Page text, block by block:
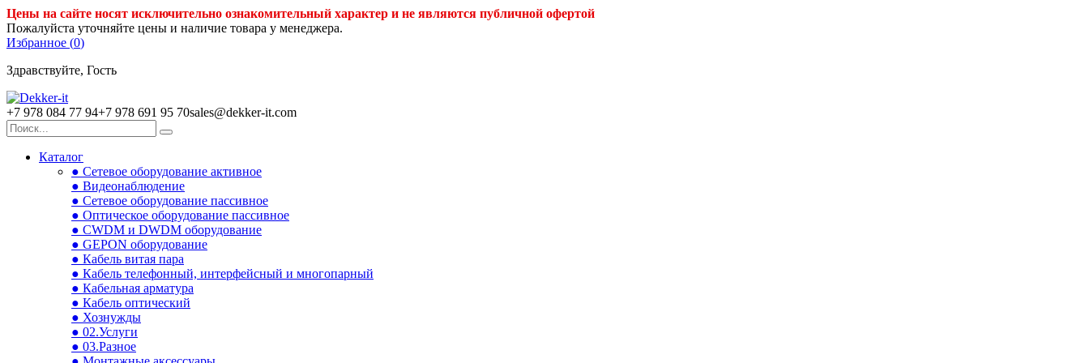
Цены на сайте носят исключительно ознакомительный характер и не являются публичной офертой
Пожалуйста уточняйте цены и наличие товара у менеджера.
Избранное (0)
Здравствуйте, Гость
+7 978 084 77 94+7 978 691 95 70sales@dekker-it.com
Каталог
● Сетевое оборудование активное
● Видеонаблюдение
● Сетевое оборудование пассивное
● Оптическое оборудование пассивное
● CWDM и DWDM оборудование
● GEPON оборудование
● Кабель витая пара
● Кабель телефонный, интерфейсный и многопарный
● Кабельная арматура
● Кабель оптический
● Хознужды
● 02.Услуги
● 03.Разное